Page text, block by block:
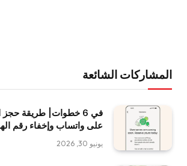
المشاركات الشائعة
في 6 خطوات| طريقة
على واتساب وإخفاء رقم
يونيو 30, 2026